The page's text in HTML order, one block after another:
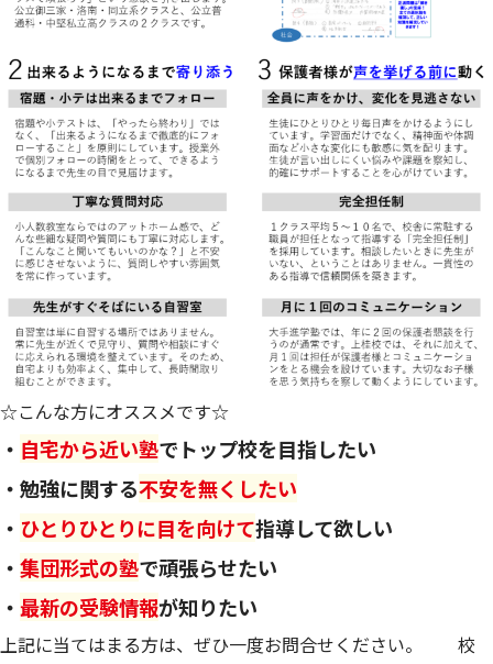
☆こんな方にオススメです☆
・ 自宅から近い塾でトップ校を目指したい
・勉強に関する不安を無くしたい
・ ひとりひとりに目を向けて指導して欲しい
・ 集団形式の塾で頑張らせたい
・ 最新の受験情報が知りたい
上記に当てはまる方は、ぜひ一度お問合せください。 校